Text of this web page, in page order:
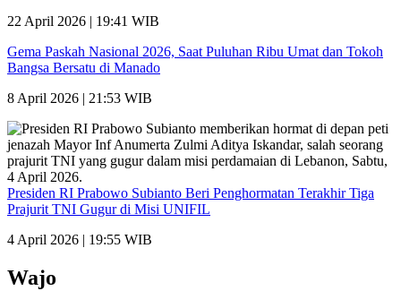
22 April 2026 | 19:41 WIB
Gema Paskah Nasional 2026, Saat Puluhan Ribu Umat dan Tokoh
Bangsa Bersatu di Manado
8 April 2026 | 21:53 WIB
Presiden RI Prabowo Subianto Beri Penghormatan Terakhir Tiga
Prajurit TNI Gugur di Misi UNIFIL
4 April 2026 | 19:55 WIB
Wajo